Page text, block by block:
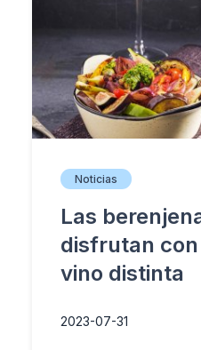
Noticias
Las
disfrutan
vino distinta
2023-07-31